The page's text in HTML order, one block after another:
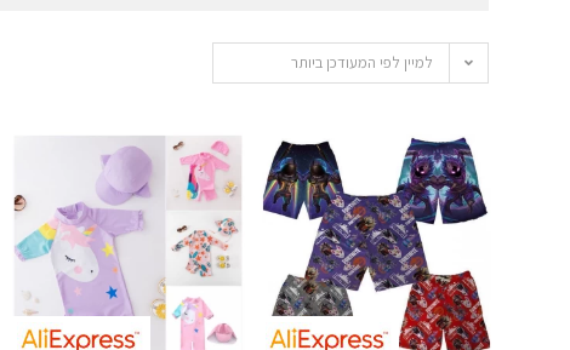
למיין לפי המעודכן ביותר